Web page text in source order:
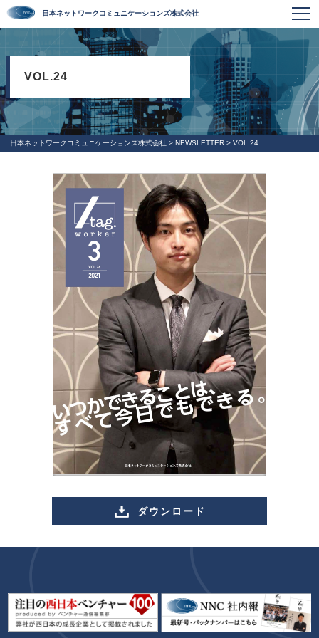
日本ネットワークコミュニケーションズ株式会社
VOL.24
日本ネットワークコミュニケーションズ株式会社> NEWSLETTER> VOL.24
ダウンロード